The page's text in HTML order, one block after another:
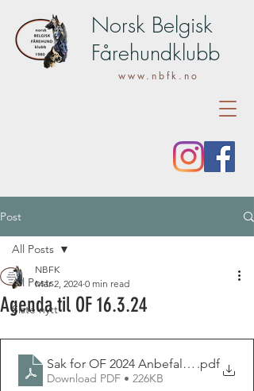
Norsk Belgisk
Fårehundklubb
www.nbfk.no
Post
All Posts
Siste nytt
All Posts
Agenda til OF 16.3.24
NBFK
Mar 2, 2024 0 min read
Sak for OF 2024 Anbefaling innavl i
.pdf
Download PDF • 226KB